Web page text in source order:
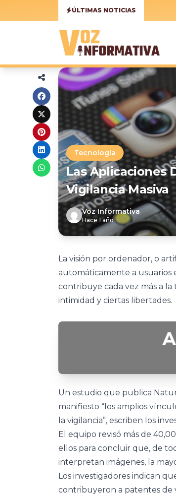
ÚLTIMAS NOTICIAS
Tecnología
Las Aplicaciones
Vigilancia Masiva
Voz Informativa
Hace 1 año
La visión por ordenador, o
automáticamente a usuarios
contribuye cada vez más a
intimidad y ciertas libertades.
Un estudio que publica
manifiesto “los amplios
la vigilancia”, escriben los
El equipo revisó más de
ellos para concluir que, de
interpretan imágenes, la
Los investigadores indican
contribuyeron a patentes de